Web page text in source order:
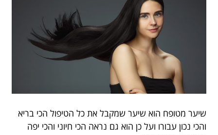
שיער מטופח הוא שיער שמקבל את כל הטיפול הכי בריא
והכי נכון עבורו ועל כן הוא גם נראה הכי חיוני והכי יפה